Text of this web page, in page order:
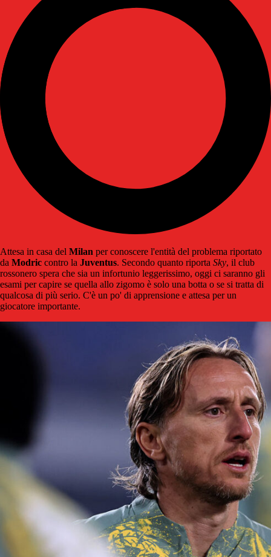
Attesa in casa del Milan per conoscere l'entità del problema riportato
da Modric contro la Juventus. Secondo quanto riporta Sky, il club
rossonero spera che sia un infortunio leggerissimo, oggi ci saranno gli
esami per capire se quella allo zigomo è solo una botta o se si tratta di
qualcosa di più serio. C'è un po' di apprensione e attesa per un
giocatore importante.